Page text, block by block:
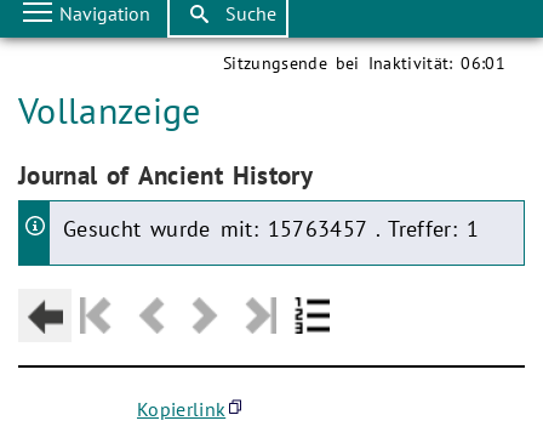
Navigation Suche
Sitzungsende bei Inaktivität: 06:01
Aktuelle Seite:
Vollanzeige
Aktuelle Seite:
Journal of Ancient History
Gesucht wurde mit: 15763457 . Treffer: 1
Kopierlink